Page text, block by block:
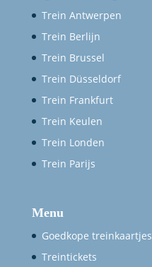
Trein Antwerpen
Trein Berlijn
Trein Brussel
Trein Düsseldorf
Trein Frankfurt
Trein Keulen
Trein Londen
Trein Parijs
Menu
Goedkope treinkaartjes
Treintickets